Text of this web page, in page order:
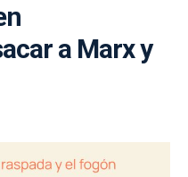
a Marx y